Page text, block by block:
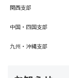
関西支部
中国・四国支部
九州・沖縄支部